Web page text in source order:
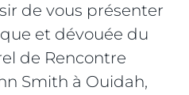
de vous présenter
et dévouée du
de Rencontre
Smith à Ouidah,